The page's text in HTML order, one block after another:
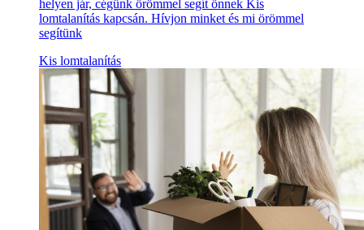
helyen jár, cégünk örömmel segít önnek Kis
lomtalanítás kapcsán. Hívjon minket és mi örömmel
segítünk
Kis lomtalanítás